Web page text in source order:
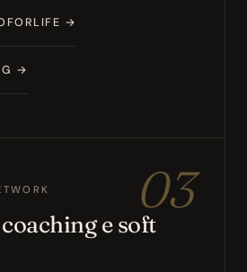
→
→
03
e soft